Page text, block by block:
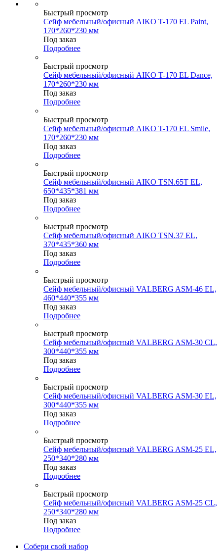
Быстрый просмотр
Сейф мебельный/офисный AIKO T-170 EL Paint,
170*260*230 мм
Под заказ
Подробнее
Быстрый просмотр
Сейф мебельный/офисный AIKO T-170 EL Dance,
170*260*230 мм
Под заказ
Подробнее
Быстрый просмотр
Сейф мебельный/офисный AIKO T-170 EL Smile,
170*260*230 мм
Под заказ
Подробнее
Быстрый просмотр
Сейф мебельный/офисный AIKO TSN.65T EL,
650*435*381 мм
Под заказ
Подробнее
Быстрый просмотр
Сейф мебельный/офисный AIKO TSN.37 EL,
370*435*360 мм
Под заказ
Подробнее
Быстрый просмотр
Сейф мебельный/офисный VALBERG ASM-46 EL,
460*440*355 мм
Под заказ
Подробнее
Быстрый просмотр
Сейф мебельный/офисный VALBERG ASM-30 CL,
300*440*355 мм
Под заказ
Подробнее
Быстрый просмотр
Сейф мебельный/офисный VALBERG ASM-30 EL,
300*440*355 мм
Под заказ
Подробнее
Быстрый просмотр
Сейф мебельный/офисный VALBERG ASM-25 EL,
250*340*280 мм
Под заказ
Подробнее
Быстрый просмотр
Сейф мебельный/офисный VALBERG ASM-25 CL,
250*340*280 мм
Под заказ
Подробнее
Собери свой набор